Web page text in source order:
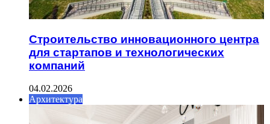
Строительство инновационного центра
для стартапов и технологических
компаний
04.02.2026
Архитектура